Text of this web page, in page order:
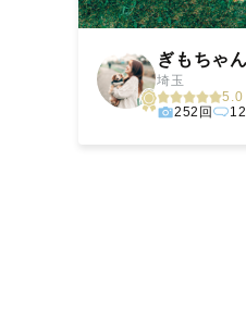
ぎもちゃん
埼玉
5.0
252回